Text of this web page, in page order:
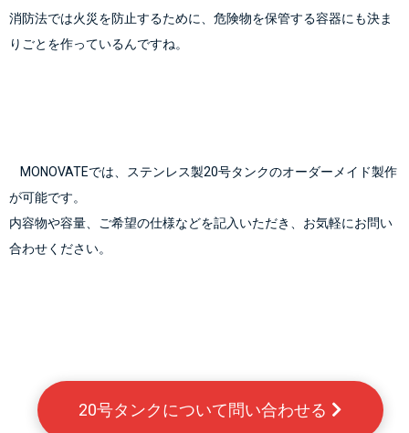
消防法では火災を防止するために、危険物を保管する容器にも決ま
りごとを作っているんですね。
が可能です。
内容物や容量、ご希望の仕様などを記入いただき、お気軽にお問い
合わせください。
20号タンクについて問い合わせる